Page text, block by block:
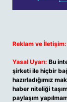
Reklam ve İletişim:
Yasal Uyarı: Bu
şirketi ile hiçbir
hazırladığımız
haber niteliği
paylaşım